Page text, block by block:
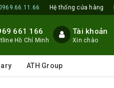
Hệ thống cửa hàng
661 166
Hồ Chí Minh
Tài khoản
Xin chào
ATH Group